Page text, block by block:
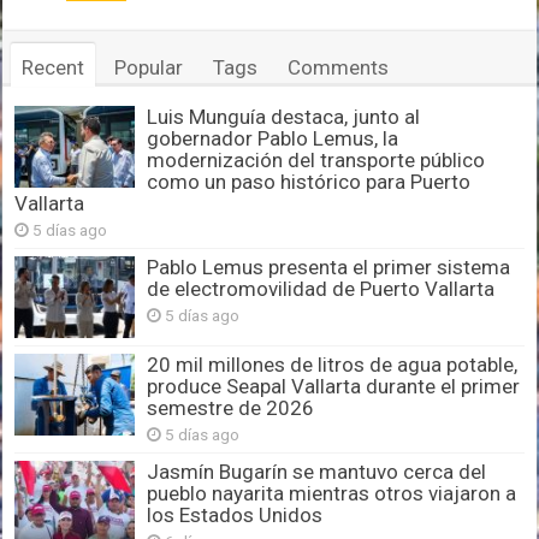
Recent Popular Tags Comments
Luis Munguía destaca, junto al
gobernador Pablo Lemus, la
modernización del transporte público
como un paso histórico para Puerto
Vallarta
5 días ago
Pablo Lemus presenta el primer sistema
de electromovilidad de Puerto Vallarta
5 días ago
20 mil millones de litros de agua potable,
produce Seapal Vallarta durante el primer
semestre de 2026
5 días ago
Jasmín Bugarín se mantuvo cerca del
pueblo nayarita mientras otros viajaron a
los Estados Unidos